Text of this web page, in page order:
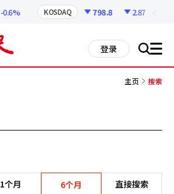
-0.6% KOSDAQ 798.8 2.87 -0.36%
登录 搜 all
主页 搜索
1个月 6个月 直接搜索